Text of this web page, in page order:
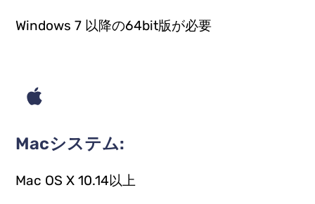
Windows 7 以降の64bit版が必要
Macシステム:
Mac OS X 10.14以上